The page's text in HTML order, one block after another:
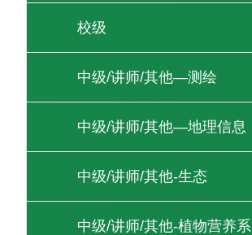
校级
中级/讲师/其他—测绘
中级/讲师/其他—地理信息
中级/讲师/其他-生态
中级/讲师/其他-植物营养系